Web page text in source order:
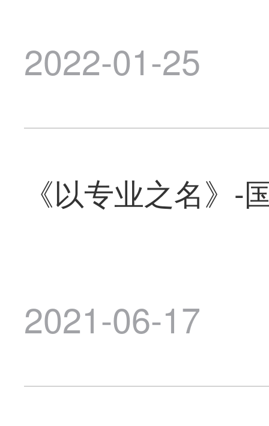
2022-01-25
《以专业之名》-
2021-06-17